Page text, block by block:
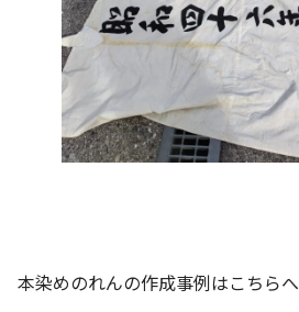
本染めのれんの作成事例はこちらへ